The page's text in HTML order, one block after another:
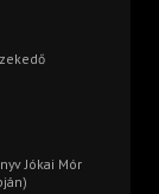
Jókai Mór